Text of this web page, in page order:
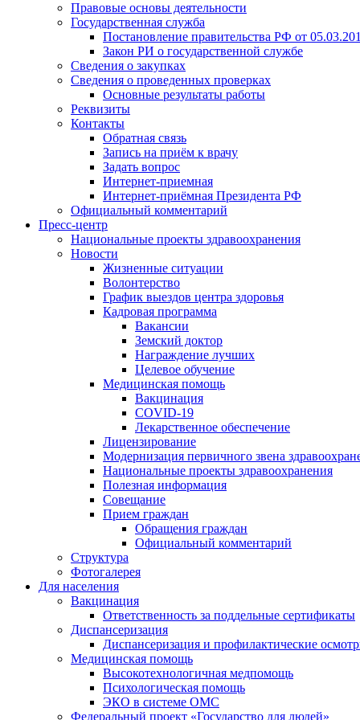
Правовые основы деятельности
Государственная служба
Постановление правительства РФ от
Закон РИ о государственной службе
Сведения о закупках
Сведения о проведенных проверках
Основные результаты работы
Реквизиты
Контакты
Обратная связь
Запись на приём к врачу
Задать вопрос
Интернет-приемная
Интернет-приёмная Президента РФ
Официальный комментарий
Пресс-центр
Национальные проекты здравоохранения
Новости
Жизненные ситуации
Волонтерство
График выездов центра здоровья
Кадровая программа
Вакансии
Земский доктор
Награждение лучших
Целевое обучение
Медицинская помощь
Вакцинация
COVID-19
Лекарственное обеспечение
Лицензирование
Модернизация первичного звена
Национальные проекты здравоохранения
Полезная информация
Совещание
Прием граждан
Обращения граждан
Официальный комментарий
Структура
Фотогалерея
Для населения
Вакцинация
Ответственность за поддельные сертификаты
Диспансеризация
Диспансеризация и профилактические
Медицинская помощь
Высокотехнологичная медпомощь
Психологическая помощь
ЭКО в системе ОМС
Федеральный проект «Государство для людей»